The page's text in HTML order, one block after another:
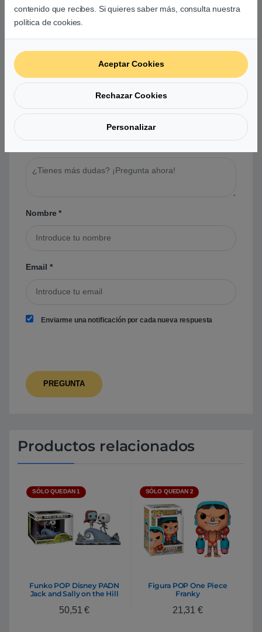
Preguntas y respuestas de los
usuarios sobre este producto
Nombre*
Email *
Enviarme una notificación por cada nueva respuesta
Productos relacionados
SÓLO QUEDAN 1
Funko POP Disney PADN
Jack and Sally on the Hill
50,51€
SÓLO QUEDAN 2
Figura POP One Piece
Franky
21,31 €
contenido que recibes. Si quieres saber más, consulta nuestra
política de cookies.
Aceptar Cookies
Rechazar Cookies
Personalizar